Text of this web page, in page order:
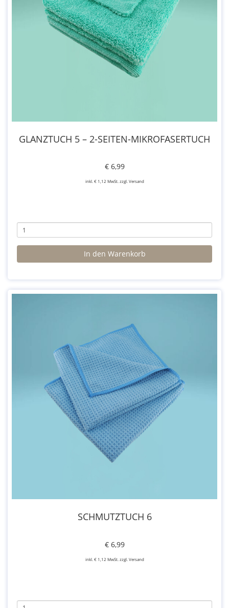
GLANZTUCH 5 – 2-SEITEN-MIKROFASERTUCH
€ 6,99
inkl. € 1,12 MwSt. zzgl. Versand
In den Warenkorb
SCHMUTZTUCH 6
€ 6,99
inkl. € 1,12 MwSt. zzgl. Versand